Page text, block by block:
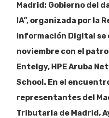
Madrid: Gobierno del
IA”, organizada por la
Información Digital se
noviembre con el
Entelgy, HPE Aruba
School. En el
representantes del
Tributaria de Madrid,